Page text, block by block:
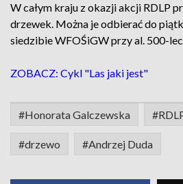
W całym kraju z okazji akcji RDLP
drzewek. Można je odbierać do
siedzibie WFOŚiGW przy al. 500-
ZOBACZ: Cykl "Las jaki jest"
#Honorata Galczewska
#drzewo #Andrzej Duda